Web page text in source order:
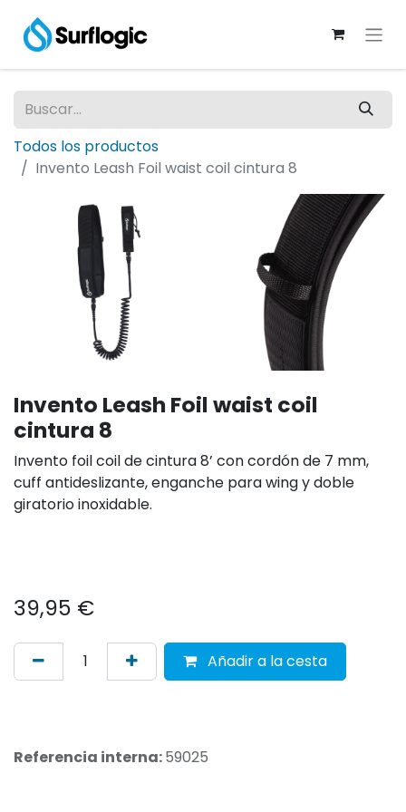
Todos los productos
Invento Leash Foil waist coil cintura 8
Invento Leash Foil waist coil
cintura 8
Invento foil coil de cintura 8’ con cordón de 7 mm,
cuff antideslizante, enganche para wing y doble
giratorio inoxidable.
39,95 €
Añadir a la cesta
Referencia interna:59025